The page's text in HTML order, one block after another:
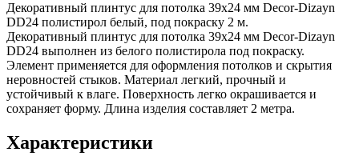
Декоративный плинтус для потолка 39х24 мм Decor-Dizayn
DD24 полистирол белый, под покраску 2 м.
Декоративный плинтус для потолка 39х24 мм Decor-Dizayn
DD24 выполнен из белого полистирола под покраску.
Элемент применяется для оформления потолков и скрытия
неровностей стыков. Материал легкий, прочный и
устойчивый к влаге. Поверхность легко окрашивается и
сохраняет форму. Длина изделия составляет 2 метра.
Характеристики